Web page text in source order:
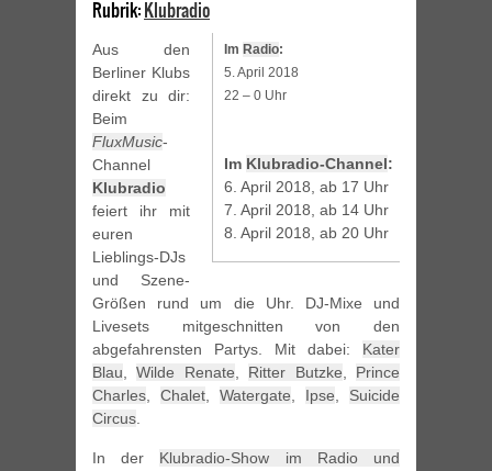
Rubrik:Klubradio
Im Radio:
5. April 2018
22 – 0 Uhr
Im Klubradio-Channel:
6. April 2018, ab 17 Uhr
7. April 2018, ab 14 Uhr
8. April 2018, ab 20 Uhr
Aus den
Berliner Klubs
direkt zu dir:
Beim
FluxMusic-
Channel
Klubradio
feiert ihr mit
euren
Lieblings-DJs
und Szene-
Größen rund um die Uhr. DJ-Mixe und
Livesets mitgeschnitten von den
abgefahrensten Partys. Mit dabei: Kater
Blau,Wilde Renate, Ritter Butzke, Prince
Charles, Chalet, Watergate, Ipse, Suicide
Circus.
In der Klubradio-Show im Radio und